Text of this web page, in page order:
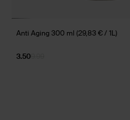
Anti Aging 300 ml (29,83 € / 1L)
3.50